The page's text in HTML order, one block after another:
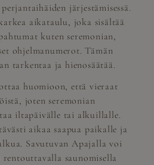
järjestämisessä.
aikataulu, joka sisältää
kuten seremonian,
ohjelmanumerot. Tämän
tarkentaa ja hienosäätää.
huomioon, että vieraat
joten seremonian
iltapäivälle tai alkuillalle.
aikaa saapua paikalle ja
Savutuvan Apajalla voi
saunomisella